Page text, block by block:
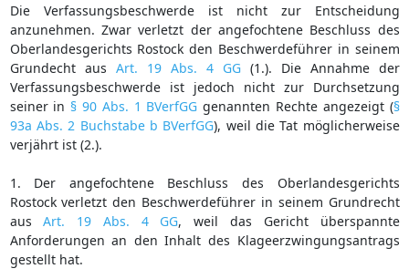
Die Verfassungsbeschwerde ist nicht zur Entscheidung
anzunehmen. Zwar verletzt der angefochtene Beschluss des
Oberlandesgerichts Rostock den Beschwerdeführer in seinem
Grundecht aus Art. 19 Abs. 4 GG(1.). Die Annahme der
Verfassungsbeschwerde ist jedoch nicht zur Durchsetzung
seiner in § 90 Abs. 1 BVerfGG genannten Rechte angezeigt (§
93a Abs. 2 Buchstabe b BVerfGG), weil die Tat möglicherweise
verjährt ist (2.).
1. Der angefochtene Beschluss des Oberlandesgerichts
Rostock verletzt den Beschwerdeführer in seinem Grundrecht
ausArt. 19 Abs. 4 GG, weil das Gericht überspannte
Anforderungen an den Inhalt des Klageerzwingungsantrags
gestellt hat.